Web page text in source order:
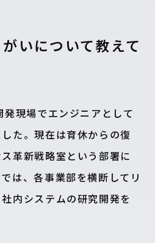
いについて教えて
現場でエンジニアとして
た。現在は育休からの復
革新戦略室という部署に
は、各事業部を横断してリ
内システムの研究開発を